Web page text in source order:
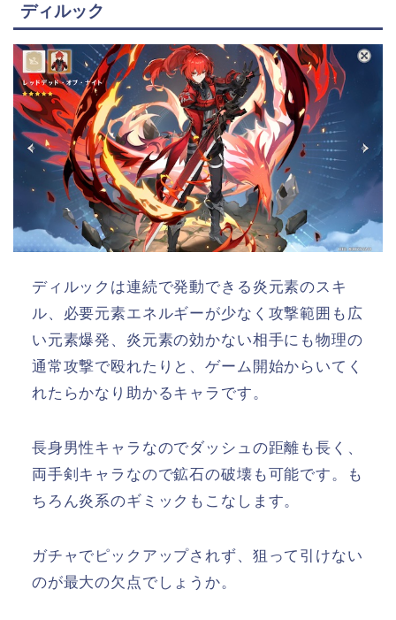
ディルック
ディルックは連続で発動できる炎元素のスキ
ル、必要元素エネルギーが少なく攻撃範囲も広
い元素爆発、炎元素の効かない相手にも物理の
通常攻撃で殴れたりと、ゲーム開始からいてく
れたらかなり助かるキャラです。
長身男性キャラなのでダッシュの距離も長く、
両手剣キャラなので鉱石の破壊も可能です。も
ちろん炎系のギミックもこなします。
ガチャでピックアップされず、狙って引けない
のが最大の欠点でしょうか。